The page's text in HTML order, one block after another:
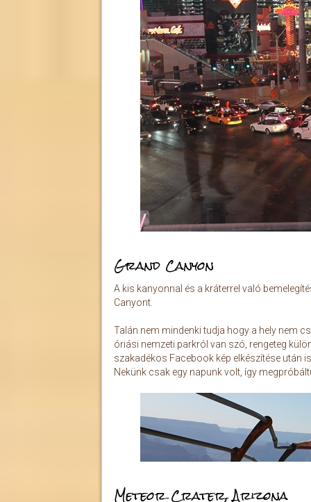
Grand Canyon
A kis kanyonnal és a kráterrel való
Canyont.
Talán nem mindenki tudja hogy a hely nem
óriási nemzeti parkról van szó, rengeteg
szakadékos Facebook kép elkészítése után
Nekünk csak egy napunk volt, így
Meteor Crater, Arizona